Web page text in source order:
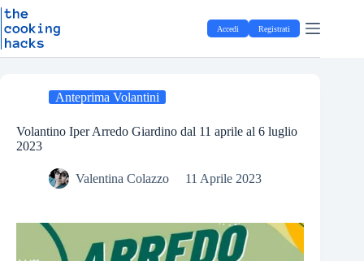
S
t
Salta
al
contenuto
Accedi Registrati
Anteprima Volantini
Volantino Iper Arredo Giardino dal 11 aprile al 6 luglio
2023
Valentina Colazzo 11 Aprile 2023